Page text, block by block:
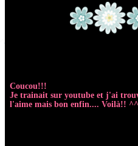
Coucou!!!
Je trainait sur youtube et j'ai
l'aime mais bon enfin.... Voilà!! ^^